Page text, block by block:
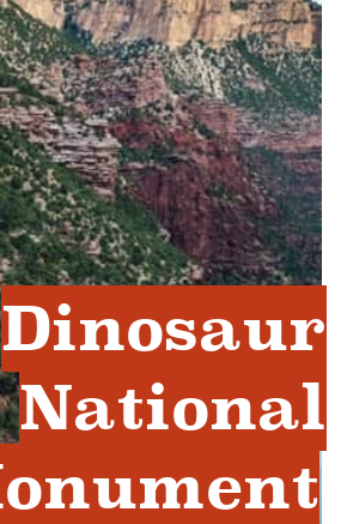
Dinosaur
National